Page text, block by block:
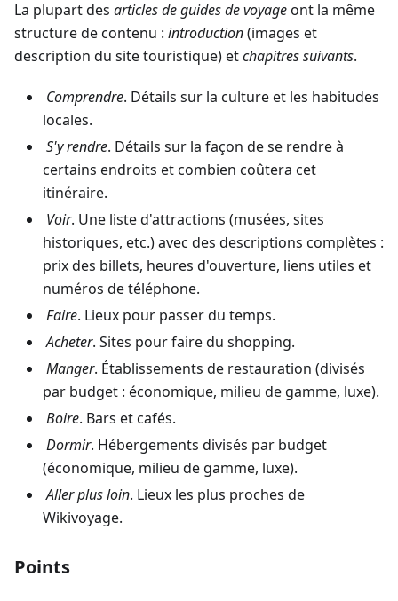
La plupart des articles de guides de voyageont la même
structure de contenu : introduction(images et
description du site touristique) etchapitres suivants.
Comprendre. Détails sur la culture et les habitudes
locales.
S'y rendre. Détails sur la façon de se rendre à
certains endroits et combien coûtera cet
itinéraire.
Voir. Une liste d'attractions (musées, sites
historiques, etc.) avec des descriptions complètes :
prix des billets, heures d'ouverture, liens utiles et
numéros de téléphone.
Faire. Lieux pour passer du temps.
Acheter. Sites pour faire du shopping.
Manger. Établissements de restauration (divisés
par budget : économique, milieu de gamme, luxe).
Boire. Bars et cafés.
Dormir. Hébergements divisés par budget
(économique, milieu de gamme, luxe).
Aller plus loin. Lieux les plus proches de
Wikivoyage.
Points